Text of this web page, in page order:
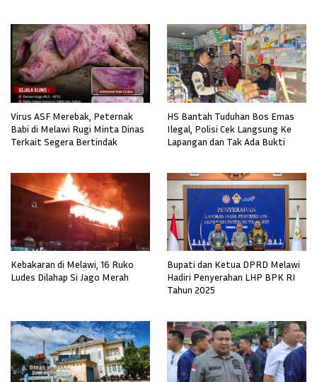
Virus ASF Merebak, Peternak
Babi di Melawi Rugi Minta Dinas
Terkait Segera Bertindak
HS Bantah Tuduhan Bos Emas
Ilegal, Polisi Cek Langsung Ke
Lapangan dan Tak Ada Bukti
Kebakaran di Melawi, 16 Ruko
Ludes Dilahap Si Jago Merah
Bupati dan Ketua DPRD Melawi
Hadiri Penyerahan LHP BPK RI
Tahun 2025